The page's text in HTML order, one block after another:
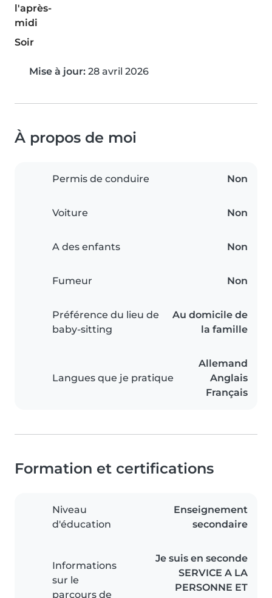
l'après-
midi
Soir
Mise à jour: 28 avril 2026
À propos de moi
Permis de conduire Non
Voiture Non
A des enfants Non
Fumeur Non
Préférence du lieu de
baby-sitting
Au domicile de
la famille
Langues que je pratique
Allemand
Anglais
Français
Formation et certifications
Niveau
d'éducation
Enseignement
secondaire
Informations
sur le
parcours de
Je suis en seconde
SERVICE A LA
PERSONNE ET